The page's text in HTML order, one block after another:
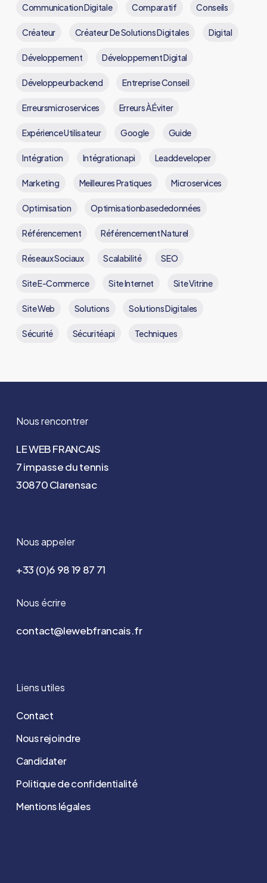
Communication Digitale Comparatif Conseils
Créateur Créateur De Solutions Digitales Digital
Développement Développement Digital
Développeurbackend Entreprise Conseil
Erreursmicroservices Erreurs À Éviter
Expérience Utilisateur Google Guide
Intégration Intégrationapi Leaddeveloper
Marketing Meilleures Pratiques Microservices
Optimisation Optimisationbasededonnées
Référencement Référencement Naturel
Réseaux Sociaux Scalabilité SEO
Site E-Commerce Site Internet Site Vitrine
Site Web Solutions Solutions Digitales
Sécurité Sécuritéapi Techniques
Nous rencontrer
LE WEB FRANCAIS
7 impasse du tennis
30870 Clarensac
Nous appeler
+33 (0)6 98 19 87 71
Nous écrire
contact@lewebfrancais.fr
Liens utiles
Contact
Nous rejoindre
Candidater
Politique de confidentialité
Mentions légales